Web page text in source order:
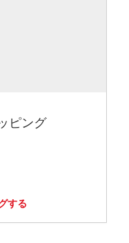
ピング
する